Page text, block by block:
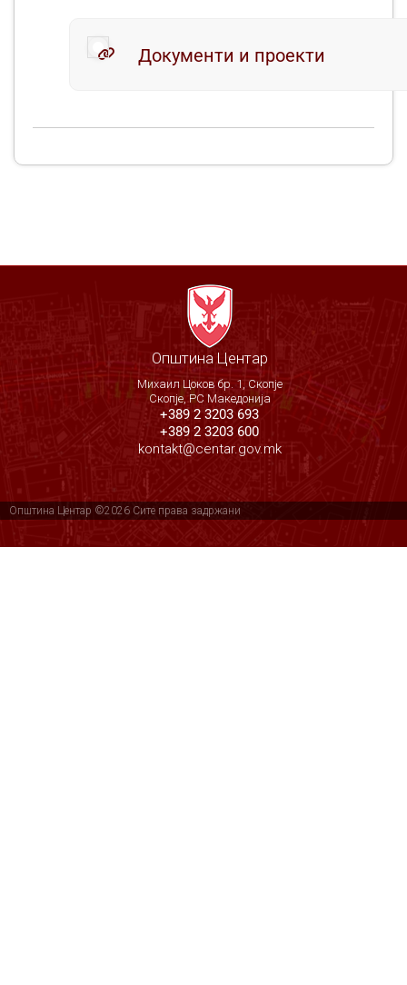
Документи и проекти
Општина Центар
Михаил Цоков бр. 1, Скопје
Скопје, РС Македонија
+389 2 3203 693
+389 2 3203 600
kontakt@centar.gov.mk
Општина Центар ©2026 Сите права задржани